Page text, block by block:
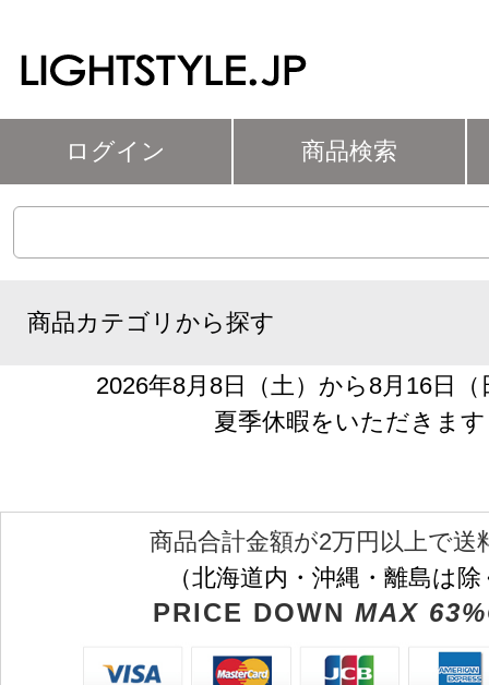
ログイン 商品検索
商品カテゴリから探す
2026年8月8日（土）から8月16日
夏季休暇をいただきます
商品合計金額が2万円以上で送
（北海道内・沖縄・離島は
PRICE DOWN MAX